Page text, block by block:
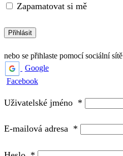
Zapamatovat si mě
Přihlásit
nebo se přihlaste pomocí sociální sítě
Google
Facebook
Uživatelské jméno *
E-mailová adresa *